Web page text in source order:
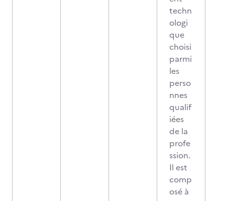
techn
ologi
que
choisi
parmi
les
perso
nnes
qualif
iées
de la
profe
ssion.
Il est
comp
osé à